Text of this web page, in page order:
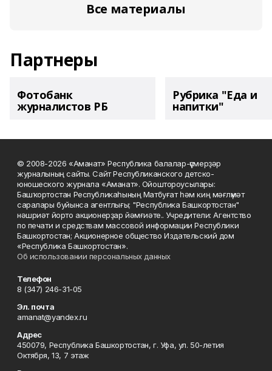
Все материалы
Партнеры
Фотобанк
журналистов РБ
Рубрика "Еда и
напитки"
© 2008-2026 «Аманат» Республика балалар-үҫмерҙәр
журналының сайты. Сайт Республиканского детско-
юношеского журнала «Аманат». Ойоштороусылары:
Башҡортостан Республикаһының Матбуғат һәм киң мәғлүмәт
саралары буйынса агентлығы; "Республика Башкортостан"
нәшриәт йорто акционерҙар йәмғиәте.. Учредители: Агентство
по печати и средствам массовой информации Республики
Башкортостан; Акционерное общество Издательский дом
«Республика Башкортостан».
Об использовании персональных данных
Телефон
8 (347) 246-31-05
Эл. почта
amanat@yandex.ru
Адрес
450079, Республика Башкортостан, г. Уфа, ул. 50-летия
Октября, 13, 7 этаж